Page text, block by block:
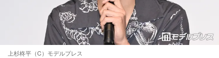
上杉柊平（C）モデルプレス